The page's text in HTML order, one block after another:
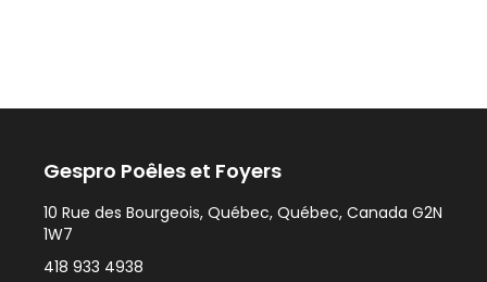
Gespro Poêles et Foyers
10 Rue des Bourgeois, Québec, Québec, Canada G2N
1W7
418 933 4938